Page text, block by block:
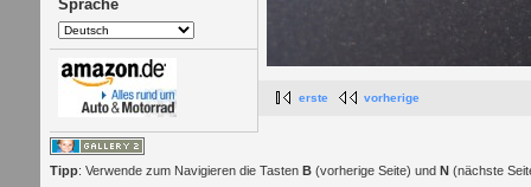
Sprache
erste vorherige
Tipp: Verwende zum Navigieren die Tasten B(vorherige Seite) und N(nächste